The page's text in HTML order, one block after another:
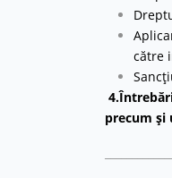
către
precum și